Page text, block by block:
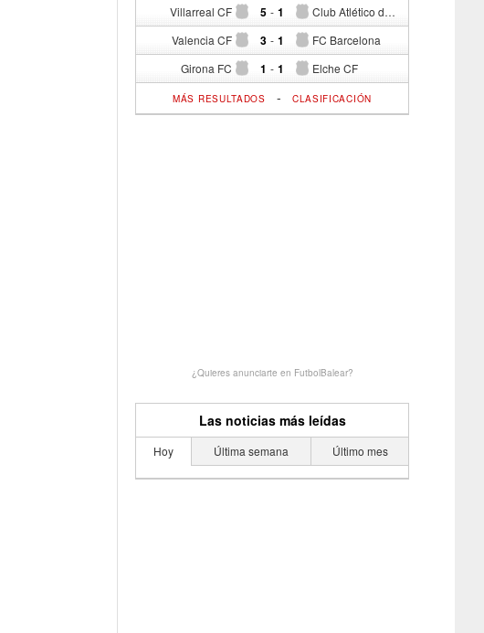
Villarreal CF 5 - Club Atlético de Madrid
1
Valencia CF 3 - FC Barcelona
1
Girona FC 1 - Elche CF
1
MÁS RESULTADOS - CLASIFICACIÓN
¿Quieres anunciarte en FutbolBalear?
Las noticias más leídas
Hoy Última semana Último mes